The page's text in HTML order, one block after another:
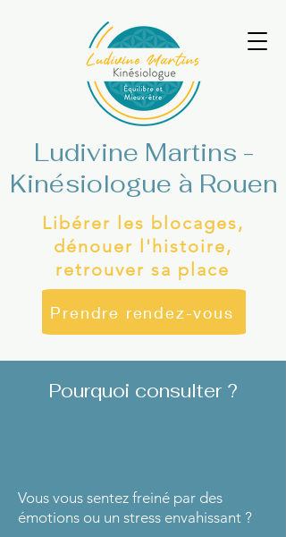
Ludivine Martins -
Kinésiologue à Rouen
​Libérer les blocages,
dénouer l'histoire,
retrouver sa place
Prendre rendez-vous
Pourquoi consulter ?
Vous vous sentez freiné par des
émotions ou un stress envahissant ?